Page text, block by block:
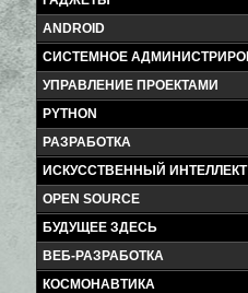
ANDROID
СИСТЕМНОЕ
УПРАВЛЕНИЕ ПРОЕКТАМИ
PYTHON
РАЗРАБОТКА
ИСКУССТВЕННЫЙ ИНТЕЛЛЕКТ
OPEN SOURCE
БУДУЩЕЕ ЗДЕСЬ
ВЕБ-РАЗРАБОТКА
КОСМОНАВТИКА